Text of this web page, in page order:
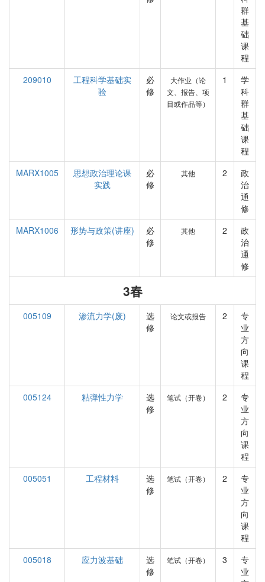
群
基
础
课
程
209010
工程科学基础实
验
必
修
大作业（论
文、报告、项
目或作品等）
1
学
科
群
基
础
课
程
MARX1005
思想政治理论课
实践
必
修
其他 2
政
治
通
修
MARX1006
形势与政策(讲座)
必
修
其他 2
政
治
通
修
3春
005109 渗流力学(废)
选
修
论文或报告 2
专
业
方
向
课
程
005124
粘弹性力学
选
修
笔试（开卷） 2
专
业
方
向
课
程
005051
工程材料
选
修
笔试（开卷） 2
专
业
方
向
课
程
005018
应力波基础
选
修
笔试（开卷） 3
专
业